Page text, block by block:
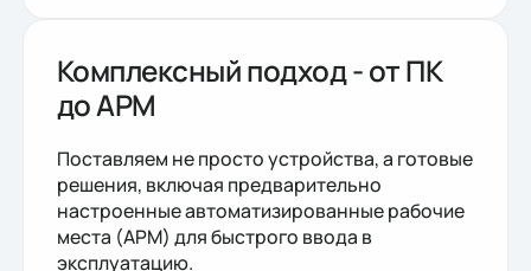
Комплексный подход - от ПК
до АРМ
Поставляем не просто устройства, а готовые
решения, включая предварительно
настроенные автоматизированные рабочие
места (АРМ) для быстрого ввода в
эксплуатацию.